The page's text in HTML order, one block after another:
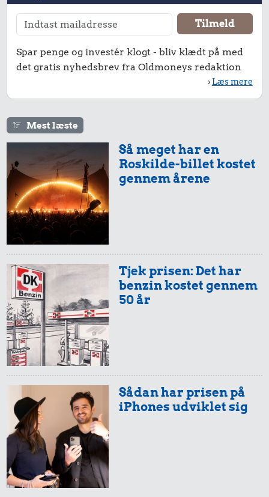
281 kr.
3,07 kr.
0,36 kr.
Banan 0,79 kr.
1 kg sukker
Aarhus-
København
Avis
1,28 kr.
0,92 kr.
Franskbrød
Spar penge og investér klogt - bliv klædt på med
det gratis nyhedsbrev fra Oldmoneys redaktion
› Læs mere
Mest læste
Så meget har en
Roskilde-billet kostet
gennem årene
Tjek prisen: Det har
benzin kostet gennem
50 år
Sådan har prisen på
iPhones udviklet sig